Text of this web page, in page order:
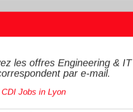
les offres Engineering &
par e-mail.
Jobs in Lyon
H) - REF RUTQ8Q
- -------------------------- **Qui sommes-
Nucléaire H/F